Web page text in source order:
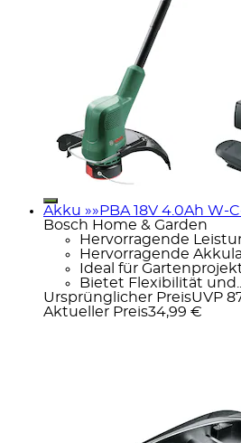
Akku »»PBA 18V 4.0Ah W-
Bosch Home & Garden
Hervorragende
Hervorragende
Ideal für
Bietet Flexibilität und...
Ursprünglicher PreisUVP
Aktueller Preis34,99 €